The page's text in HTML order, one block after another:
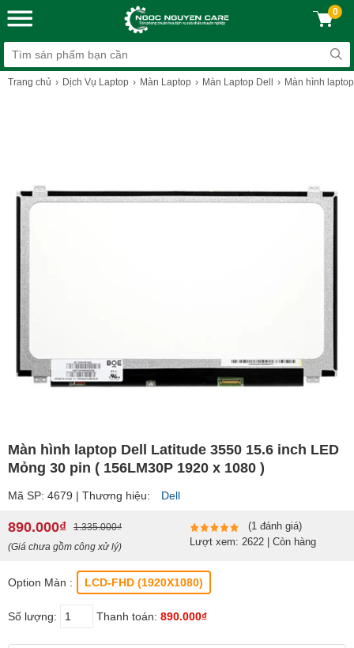
0
Trang chủ Dịch Vụ Laptop Màn Laptop Màn Laptop Dell Màn hình
Màn hình laptop Dell Latitude 3550 15.6 inch LED
Mỏng 30 pin ( 156LM30P 1920 x 1080 )
Mã SP: 4679 | Thương hiệu: Dell
890.000₫
1.335.000₫
(Giá chưa gồm công xử lý)
(1 đánh giá)
Lượt xem: 2622 | Còn hàng
Option Màn : LCD-FHD (1920X1080)
Số lượng: Thanh toán: 890.000₫